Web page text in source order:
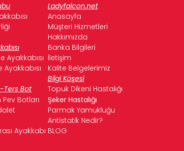
Ladyfalcon.net
Anasayfa
Müşteri Hizmetleri
Hakkımızda
Banka Bilgileri
Ayakkabısı İletişim
Ayakkabısı
Kalite Belgelerimiz
Bilgi Köşesi
Ters Bot
Topuk Dikeni Hastalığı
Botları
Şeker Hastalığı
Parmak Yamukluğu
Antistatik Nedir?
Ayakkabı BLOG